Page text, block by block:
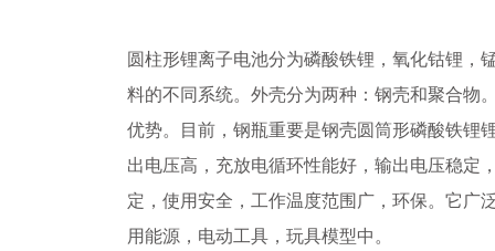
圆柱形锂离子电池分为磷酸铁锂，氧化钴锂，
料的不同系统。外壳分为两种：钢壳和聚合物
优势。目前，钢瓶重要是钢壳圆筒形磷酸铁锂
出电压高，充放电循环性能好，输出电压稳定
定，使用安全，工作温度范围广，环保。它广
用能源，电动工具，玩具模型中。